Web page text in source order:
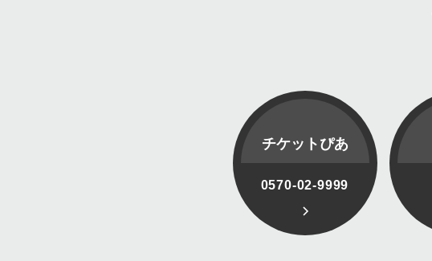
チケットぴあ
0570-02-9999